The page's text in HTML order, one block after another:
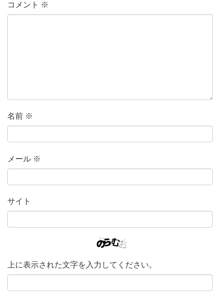
コメント ※
名前 ※
メール ※
サイト
上に表示された文字を入力してください。